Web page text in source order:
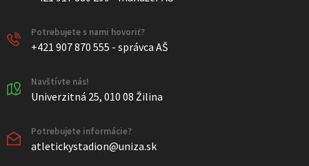
Potrebujete s nami hovoriť?
+421 907 870 555 - správca AŠ
Navštívte nás!
Univerzitná 25, 010 08 Žilina
Potrebujete informácie?
atletickystadion@uniza.sk